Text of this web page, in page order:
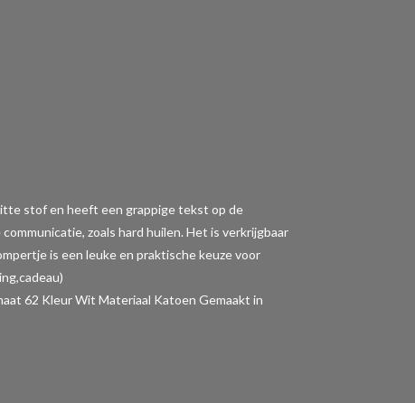
stof en heeft een grappige tekst op de
zoals hard huilen. Het is verkrijgbaar
is een leuke en praktische keuze voor
Kleur Wit Materiaal Katoen Gemaakt in